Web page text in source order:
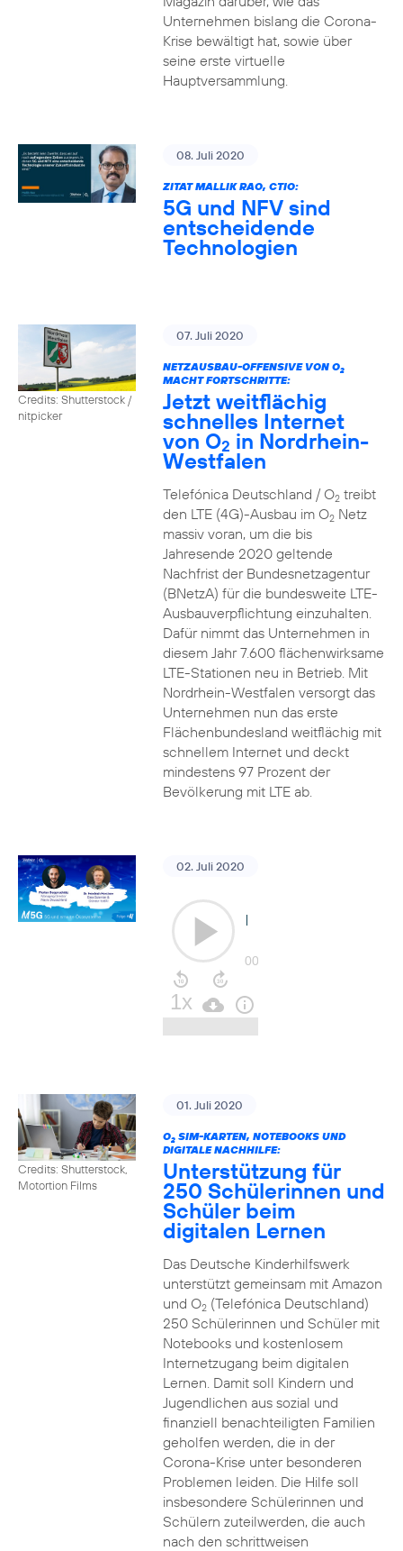
Unternehmen bislang die Corona-
Krise bewältigt hat, sowie über
seine erste virtuelle
Hauptversammlung.
08. Juli 2020
ZITAT MALLIK RAO, CTIO:
5G und NFV sind
entscheidende
Technologien
Credits: Shutterstock /
nitpicker
07. Juli 2020
NETZAUSBAU-OFFENSIVE VON O2
MACHT FORTSCHRITTE:
Jetzt weitflächig
schnelles Internet
von O2 in Nordrhein-
Westfalen
Telefónica Deutschland / O2treibt
den LTE (4G)-Ausbau im O2Netz
massiv voran, um die bis
Jahresende 2020 geltende
Nachfrist der Bundesnetzagentur
(BNetzA) für die bundesweite LTE-
Ausbauverpflichtung einzuhalten.
Dafür nimmt das Unternehmen in
diesem Jahr 7.600 flächenwirksame
LTE-Stationen neu in Betrieb. Mit
Nordrhein-Westfalen versorgt das
Unternehmen nun das erste
Flächenbundesland weitflächig mit
schnellem Internet und deckt
mindestens 97 Prozent der
Bevölkerung mit LTE ab.
02. Juli 2020
Credits: Shutterstock,
Motortion Films
01. Juli 2020
O2SIM-KARTEN, NOTEBOOKS UND
DIGITALE NACHHILFE:
Unterstützung für
250 Schülerinnen und
Schüler beim
digitalen Lernen
Das Deutsche Kinderhilfswerk
unterstützt gemeinsam mit Amazon
und O2(Telefónica Deutschland)
250 Schülerinnen und Schüler mit
Notebooks und kostenlosem
Internetzugang beim digitalen
Lernen. Damit soll Kindern und
Jugendlichen aus sozial und
finanziell benachteiligten Familien
geholfen werden, die in der
Corona-Krise unter besonderen
Problemen leiden. Die Hilfe soll
insbesondere Schülerinnen und
Schülern zuteilwerden, die auch
nach den schrittweisen